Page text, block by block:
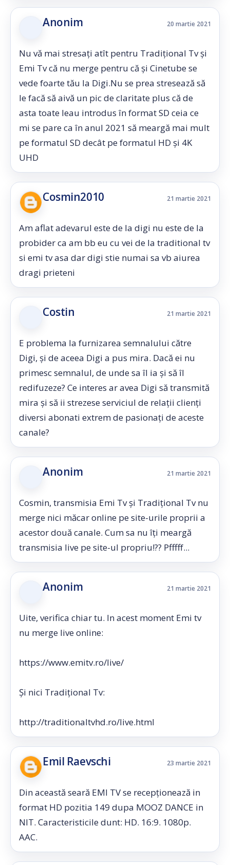
Anonim 20 martie 2021
Nu vă mai stresați atît pentru Tradițional Tv și
Emi Tv că nu merge pentru că și Cinetube se
vede foarte tău la Digi.Nu se prea stresează să
le facă să aivă un pic de claritate plus că de
asta toate leau introdus în format SD ceia ce
mi se pare ca în anul 2021 să meargă mai mult
pe formatul SD decât pe formatul HD și 4K
UHD
Cosmin2010 21 martie 2021
Am aflat adevarul este de la digi nu este de la
probider ca am bb eu cu vei de la traditional tv
si emi tv asa dar digi stie numai sa vb aiurea
dragi prieteni
Costin 21 martie 2021
E problema la furnizarea semnalului către
Digi, și de aceea Digi a pus mira. Dacă ei nu
primesc semnalul, de unde sa îl ia și să îl
redifuzeze? Ce interes ar avea Digi să transmită
mira și să ii strezese serviciul de relații clienți
diversi abonati extrem de pasionați de aceste
canale?
Anonim 21 martie 2021
Cosmin, transmisia Emi Tv și Tradițional Tv nu
merge nici măcar online pe site-urile proprii a
acestor două canale. Cum sa nu îți meargă
transmisia live pe site-ul propriu!?? Pfffff...
Anonim 21 martie 2021
Uite, verifica chiar tu. In acest moment Emi tv
nu merge live online:
https://www.emitv.ro/live/
Și nici Tradițional Tv:
http://traditionaltvhd.ro/live.html
Emil Raevschi 23 martie 2021
Din această seară EMI TV se recepționează in
format HD pozitia 149 dupa MOOZ DANCE in
NIT. Caracteristicile dunt: HD. 16:9. 1080p.
AAC.